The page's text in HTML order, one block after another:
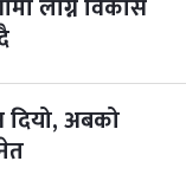
अबको